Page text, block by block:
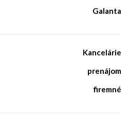
Galanta
Kancelárie
prenájom
firemné